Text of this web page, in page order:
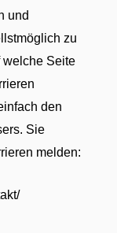
und
zu
welche Seite
den
Sie
melden: